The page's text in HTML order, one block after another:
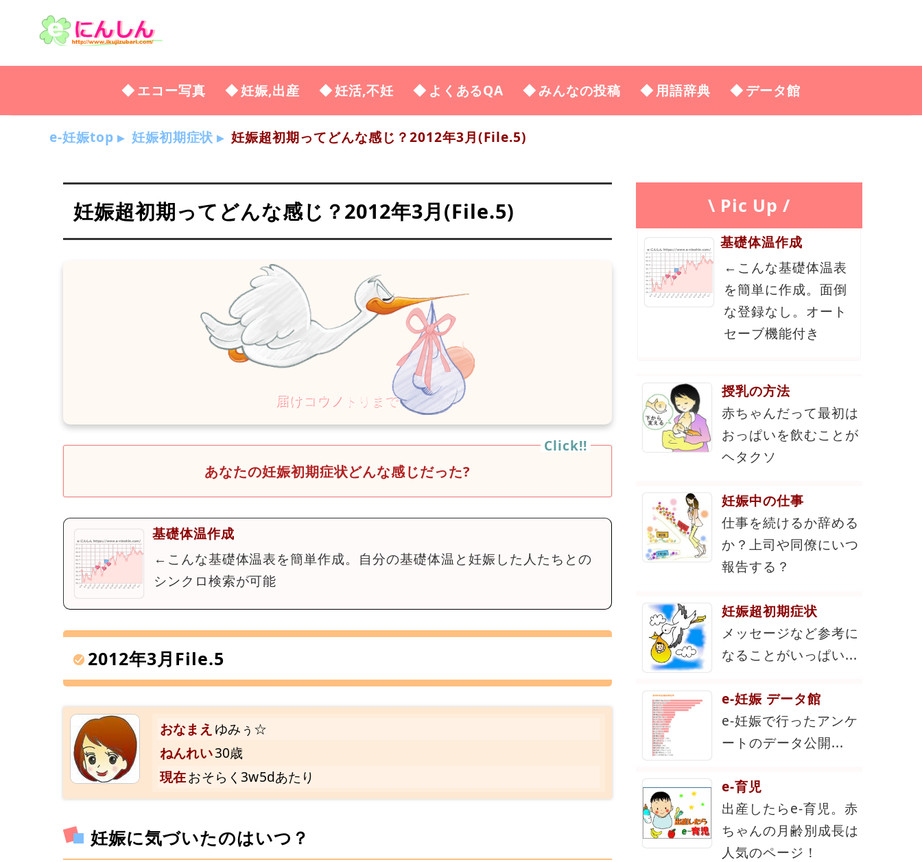
エコー写真 妊娠,出産 妊活,不妊 よくあるQA みんなの投稿 用語辞典 データ館
e-妊娠top 妊娠初期症状 妊娠超初期ってどんな感じ？2012年3月(File.5)
妊娠超初期ってどんな感じ？2012年3月(File.5)
あなたの妊娠初期症状どんな感じだった?
基礎体温作成
←こんな基礎体温表を簡単作成。自分の基礎体温と妊娠した人たちとの
シンクロ検索が可能
2012年3月File.5
おなまえ ゆみぅ☆
ねんれい30歳
現在おそらく3w5dあたり
妊娠に気づいたのはいつ？
\ Pic Up /
基礎体温作成
←こんな基礎体温表
を簡単に作成。面倒
な登録なし。オート
セーブ機能付き
授乳の方法
赤ちゃんだって最初は
おっぱいを飲むことが
ヘタクソ
妊娠中の仕事
仕事を続けるか辞める
か？上司や同僚にいつ
報告する？
妊娠超初期症状
メッセージなど参考に
なることがいっぱい...
e-妊娠 データ館
e-妊娠で行ったアンケ
ートのデータ公開...
e-育児
出産したらe-育児。赤
ちゃんの月齢別成長は
人気のページ！